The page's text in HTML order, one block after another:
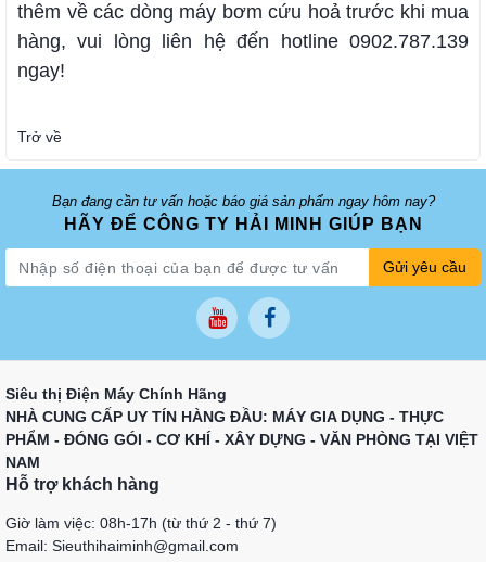
thêm về các dòng máy bơm cứu hoả trước khi mua
hàng, vui lòng liên hệ đến hotline 0902.787.139
ngay!
Trở về
Bạn đang cần tư vấn hoặc báo giá sản phẩm ngay hôm nay?
HÃY ĐỂ CÔNG TY HẢI MINH GIÚP BẠN
Gửi yêu cầu
Siêu thị Điện Máy Chính Hãng
NHÀ CUNG CẤP UY TÍN HÀNG ĐẦU: MÁY GIA DỤNG - THỰC
PHẨM - ĐÓNG GÓI - CƠ KHÍ - XÂY DỰNG - VĂN PHÒNG TẠI VIỆT
NAM
Hỗ trợ khách hàng
Giờ làm việc: 08h-17h (từ thứ 2 - thứ 7)
Email: Sieuthihaiminh@gmail.com